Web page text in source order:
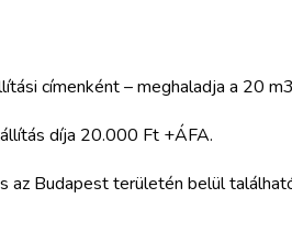
címenként – meghaladja a 20
díja 20.000 Ft +ÁFA.
Budapest területén belül